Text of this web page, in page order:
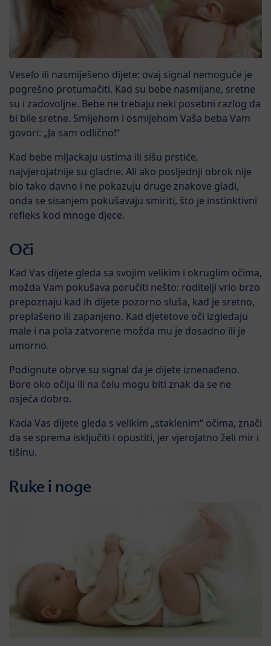
Veselo ili nasmiješeno dijete: ovaj signal nemoguće je
pogrešno protumačiti. Kad su bebe nasmijane, sretne
su i zadovoljne. Bebe ne trebaju neki posebni razlog da
bi bile sretne. Smijehom i osmijehom Vaša beba Vam
govori: „Ja sam odlično!“
Kad bebe mljackaju ustima ili sišu prstiće,
najvjerojatnije su gladne. Ali ako posljednji obrok nije
bio tako davno i ne pokazuju druge znakove gladi,
onda se sisanjem pokušavaju smiriti, što je instinktivni
refleks kod mnoge djece.
Oči
Kad Vas dijete gleda sa svojim velikim i okruglim očima,
možda Vam pokušava poručiti nešto: roditelji vrlo brzo
prepoznaju kad ih dijete pozorno sluša, kad je sretno,
preplašeno ili zapanjeno. Kad djetetove oči izgledaju
male i na pola zatvorene možda mu je dosadno ili je
umorno.
Podignute obrve su signal da je dijete iznenađeno.
Bore oko očiju ili na čelu mogu biti znak da se ne
osjeća dobro.
Kada Vas dijete gleda s velikim „staklenim“ očima, znači
da se sprema isključiti i opustiti, jer vjerojatno želi mir i
tišinu.
Ruke i noge